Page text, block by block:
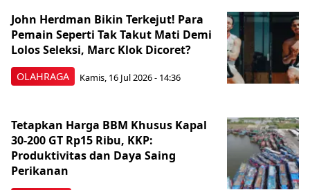
OLAHRAGA
John Herdman Bikin Terkejut! Para
Pemain Seperti Tak Takut Mati Demi
Lolos Seleksi, Marc Klok Dicoret?
Kamis, 16 Jul 2026 - 14:36
Tetapkan Harga BBM Khusus Kapal
30-200 GT Rp15 Ribu, KKP:
Produktivitas dan Daya Saing
Perikanan